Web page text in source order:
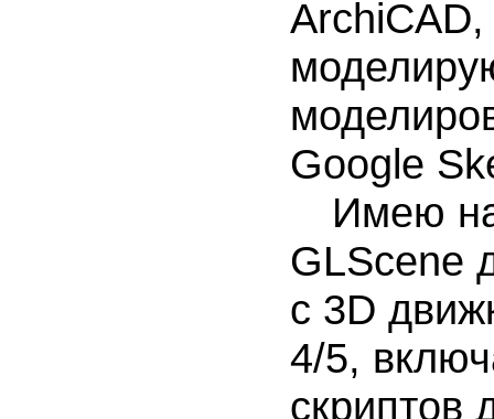
Google
Имею
GLScene
с 3D
4/5,
скриптов